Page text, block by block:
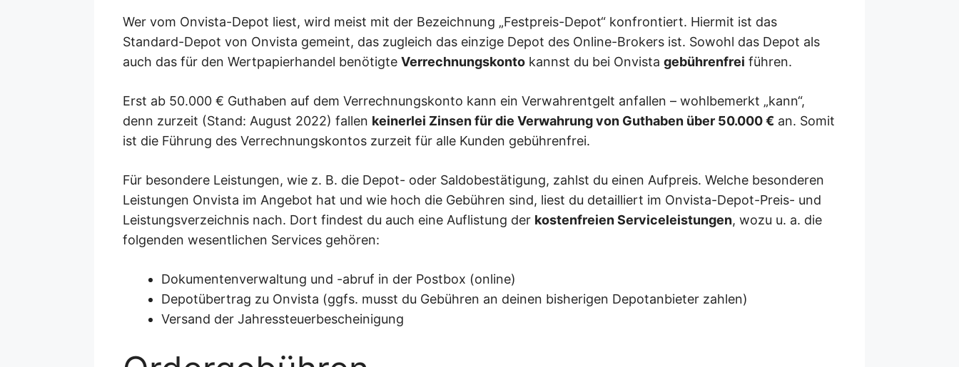
Wer vom Onvista-Depot liest, wird meist mit der Bezeichnung „Festpreis-Depot“ konfrontiert. Hiermit ist das
Standard-Depot von Onvista gemeint, das zugleich das einzige Depot des Online-Brokers ist. Sowohl das Depot als
auch das für den Wertpapierhandel benötigte Verrechnungskonto kannst du bei Onvista gebührenfrei führen.
Erst ab 50.000 € Guthaben auf dem Verrechnungskonto kann ein Verwahrentgelt anfallen – wohlbemerkt „kann“,
denn zurzeit (Stand: August 2022) fallen keinerlei Zinsen für die Verwahrung von Guthaben über 50.000 € an. Somit
ist die Führung des Verrechnungskontos zurzeit für alle Kunden gebührenfrei.
Für besondere Leistungen, wie z. B. die Depot- oder Saldobestätigung, zahlst du einen Aufpreis. Welche besonderen
Leistungen Onvista im Angebot hat und wie hoch die Gebühren sind, liest du detailliert im Onvista-Depot-Preis- und
Leistungsverzeichnis nach. Dort findest du auch eine Auflistung der kostenfreien Serviceleistungen, wozu u. a. die
folgenden wesentlichen Services gehören:
Dokumentenverwaltung und -abruf in der Postbox (online)
Depotübertrag zu Onvista (ggfs. musst du Gebühren an deinen bisherigen Depotanbieter zahlen)
Versand der Jahressteuerbescheinigung